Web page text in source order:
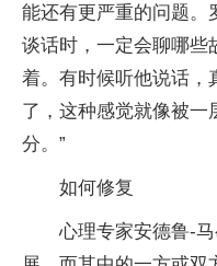
能还有更严重的问题。
谈话时，一定会聊哪些
着。有时候听他说话，
了，这种感觉就像被一
分。”
如何修复
心理专家安德鲁-